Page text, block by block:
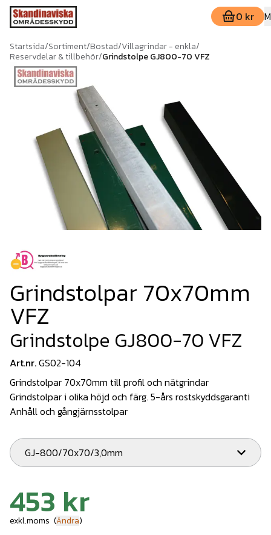
0 kr
Startsida/Sortiment/Bostad/Villagrindar - enkla/
Reservdelar & tillbehör/Grindstolpe GJ800-70 VFZ
Grindstolpar 70x70mm
VFZ
Grindstolpe GJ800-70 VFZ
Art.nr.GS02-104
Grindstolpar 70x70mm till profil och nätgrindar
Grindstolpar i olika höjd och färg. 5-års rostskyddsgaranti
Anhåll och gångjärnsstolpar
GJ-800/70x70/3,0mm
453 kr
exkl.moms (Ändra)